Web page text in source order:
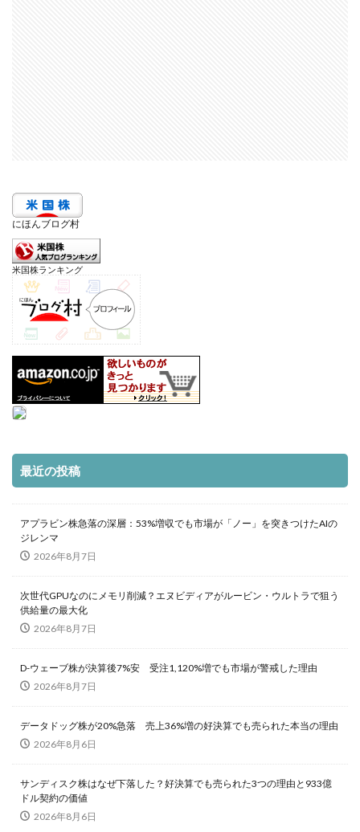
にほんブログ村
米国株ランキング
最近の投稿
アプラビン株急落の深層：53%増収でも市場が「ノー」を突きつけたAIの
ジレンマ
2026年8月7日
次世代GPUなのにメモリ削減？エヌビディアがルービン・ウルトラで狙う
供給量の最大化
2026年8月7日
D-ウェーブ株が決算後7%安 受注1,120%増でも市場が警戒した理由
2026年8月7日
データドッグ株が20%急落 売上36%増の好決算でも売られた本当の理由
2026年8月6日
サンディスク株はなぜ下落した？好決算でも売られた3つの理由と933億
ドル契約の価値
2026年8月6日